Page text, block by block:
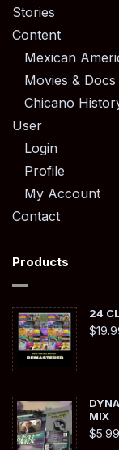
Stories
Content
Mexican
Movies & Docs
Chicano
User
Login
Profile
My Account
Contact
Products
24
$
MIX
$5.99